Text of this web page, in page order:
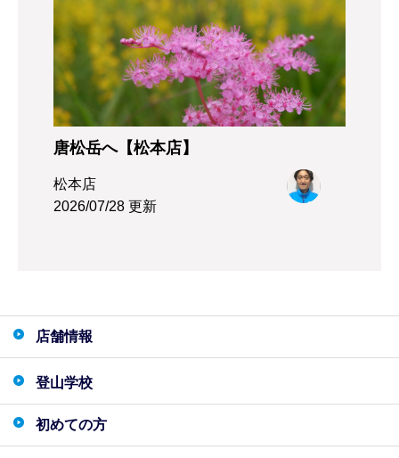
唐松岳へ【松本店】
松本店
2026/07/28 更新
店舗情報
登山学校
初めての方